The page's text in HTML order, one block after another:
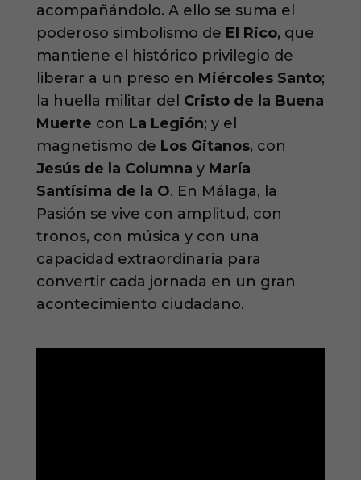
acompañándolo. A ello se suma el
poderoso simbolismo de El Rico, que
mantiene el histórico privilegio de
liberar a un preso en Miércoles Santo;
la huella militar del Cristo de la Buena
Muerte con La Legión; y el
magnetismo de Los Gitanos, con
Jesús de la Columna y María
Santísima de la O. En Málaga, la
Pasión se vive con amplitud, con
tronos, con música y con una
capacidad extraordinaria para
convertir cada jornada en un gran
acontecimiento ciudadano.